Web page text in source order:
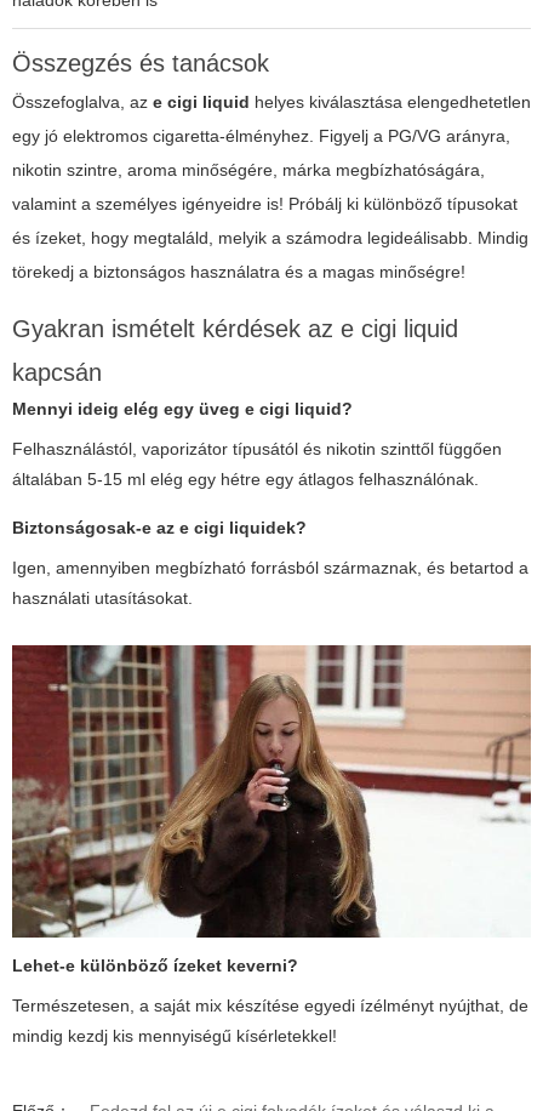
Összegzés és tanácsok
Összefoglalva, az e cigi liquid helyes kiválasztása elengedhetetlen
egy jó elektromos cigaretta-élményhez. Figyelj a PG/VG arányra,
nikotin szintre, aroma minőségére, márka megbízhatóságára,
valamint a személyes igényeidre is! Próbálj ki különböző típusokat
és ízeket, hogy megtaláld, melyik a számodra legideálisabb. Mindig
törekedj a biztonságos használatra és a magas minőségre!
Gyakran ismételt kérdések az e cigi liquid
kapcsán
Mennyi ideig elég egy üveg e cigi liquid?
Felhasználástól, vaporizátor típusától és nikotin szinttől függően
általában 5-15 ml elég egy hétre egy átlagos felhasználónak.
Biztonságosak-e az e cigi liquidek?
Igen, amennyiben megbízható forrásból származnak, és betartod a
használati utasításokat.
Lehet-e különböző ízeket keverni?
Természetesen, a saját mix készítése egyedi ízélményt nyújthat, de
mindig kezdj kis mennyiségű kísérletekkel!